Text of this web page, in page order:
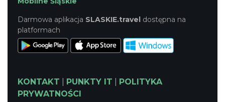
Darmowa aplikacja SLASKIE.travel dostępna na
platformach
KONTAKT PUNKTY IT
POLITYKA
PRYWATNOŚCI